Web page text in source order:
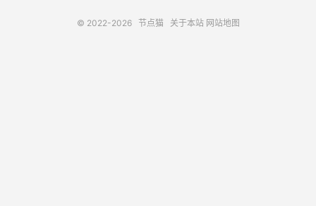
© 2022-2026 节点猫 关于本站 网站地图